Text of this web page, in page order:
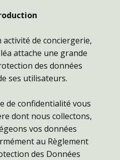
activité de conciergerie,
attache une grande
des données
ses utilisateurs.
de confidentialité vous
dont nous collectons,
vos données
au Règlement
des Données